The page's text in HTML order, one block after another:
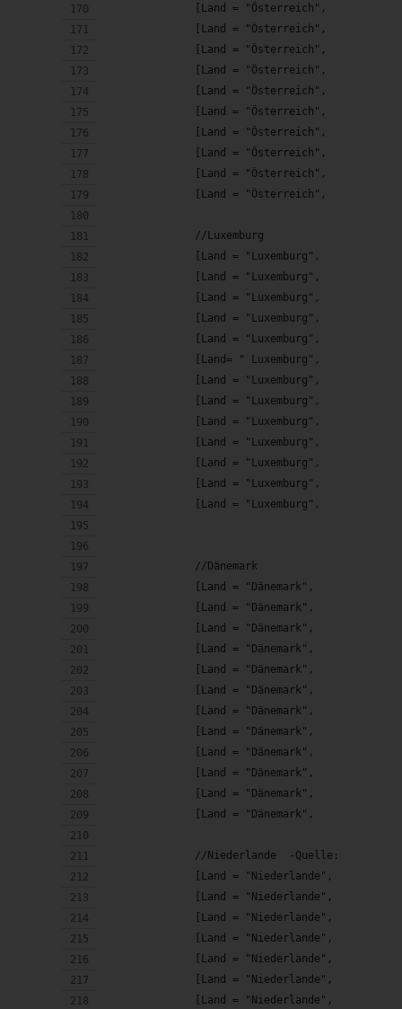
[Land = "Österreich",
[Land = "Österreich",
[Land = "Österreich",
[Land = "Österreich",
[Land = "Österreich",
[Land = "Österreich",
[Land = "Österreich",
[Land = "Österreich",
[Land = "Österreich",
[Land = "Österreich",
              //Luxemburg
[Land = "Luxemburg",
[Land = "Luxemburg",
[Land = "Luxemburg",
[Land = "Luxemburg",
[Land = "Luxemburg",
[Land= " Luxemburg",
[Land = "Luxemburg",
[Land = "Luxemburg",
[Land = "Luxemburg",
[Land = "Luxemburg",
[Land = "Luxemburg",
[Land = "Luxemburg",
[Land = "Luxemburg",
              //Dänemark
[Land = "Dänemark",
[Land = "Dänemark",
[Land = "Dänemark",
[Land = "Dänemark",
[Land = "Dänemark",
[Land = "Dänemark",
[Land = "Dänemark",
[Land = "Dänemark",
[Land = "Dänemark",
[Land = "Dänemark",
[Land = "Dänemark",
[Land = "Dänemark",
//Niederlande  -Quelle:
[Land = "Niederlande",
[Land = "Niederlande",
[Land = "Niederlande",
[Land = "Niederlande",
[Land = "Niederlande",
[Land = "Niederlande",
[Land = "Niederlande",